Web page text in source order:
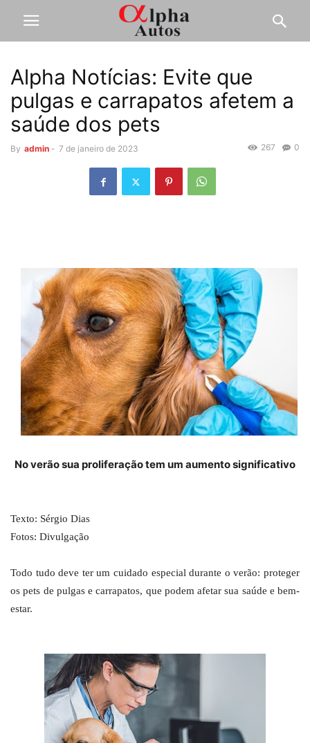
Alpha Notícias: Evite que
pulgas e carrapatos afetem a
saúde dos pets
By admin - 7 de janeiro de 2023 0
267
No verão sua proliferação tem um aumento significativo
Texto: Sérgio Dias
Fotos: Divulgação
Todo tudo deve ter um cuidado especial durante o verão: proteger
os pets de pulgas e carrapatos, que podem afetar sua saúde e bem-
estar.